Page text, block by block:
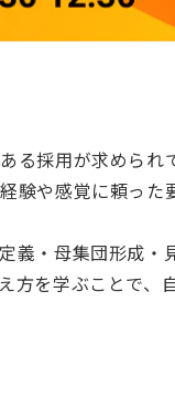
採用が求めら
や感覚に頼っ
・母集団形成
を学ぶことで